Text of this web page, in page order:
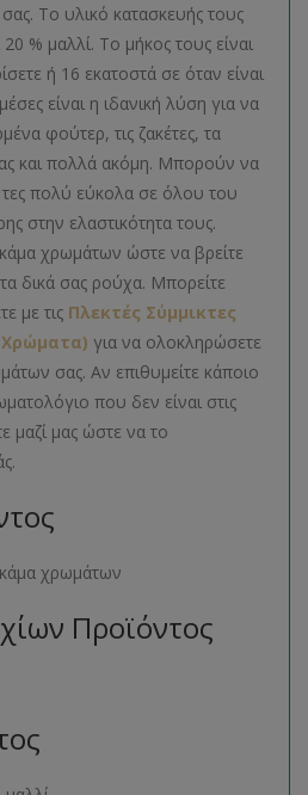
σας. Το υλικό κατασκευής τους
20 % μαλλί. Το μήκος τους είναι
ή 16 εκατοστά σε όταν είναι
είναι η ιδανική λύση για να
φούτερ, τις ζακέτες, τα
και πολλά ακόμη. Μπορούν να
πολύ εύκολα σε όλου του
στην ελαστικότητα τους.
χρωμάτων ώστε να βρείτε
δικά σας ρούχα. Μπορείτε
με τις Πλεκτές Σύμμικτες
για να ολοκληρώσετε
σας. Αν επιθυμείτε κάποιο
που δεν είναι στις
μαζί μας ώστε να το
χρωμάτων
Προϊόντος